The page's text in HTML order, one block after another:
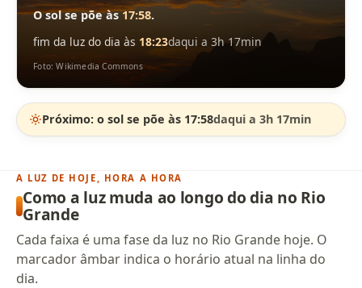
O sol se põe às17:58.
fim da luz do dia às 18:23daqui a 3h 17min
Foto: Wikimedia Commons
Próximo: o sol se põe às 17:58daqui a 3h 17min
A LUZ DE HOJE, HORA A HORA
Como a luz muda ao longo do dia no Rio
Grande
Cada faixa é uma fase da luz no Rio Grande hoje. O
marcador âmbar indica o horário atual na linha do
dia.